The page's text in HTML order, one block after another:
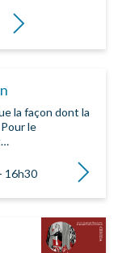
Lire la suite
la façon dont la
le
16h30 Lire la